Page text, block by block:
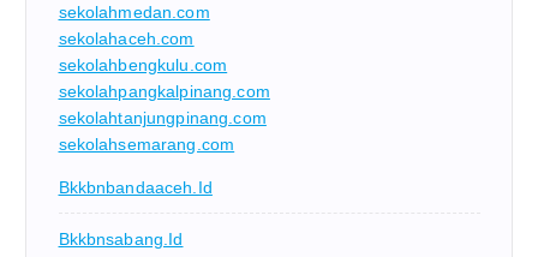
sekolahmedan.com
sekolahaceh.com
sekolahbengkulu.com
sekolahpangkalpinang.com
sekolahtanjungpinang.com
sekolahsemarang.com
Bkkbnbandaaceh.id
Bkkbnsabang.id